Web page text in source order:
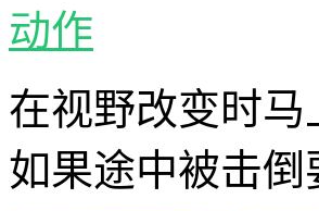
动作
在视野改变时
如果途中被击